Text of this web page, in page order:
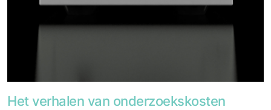
Het verhalen van onderzoekskosten